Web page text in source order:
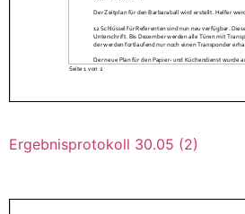
Ergebnisprotokoll 30.05 (2)